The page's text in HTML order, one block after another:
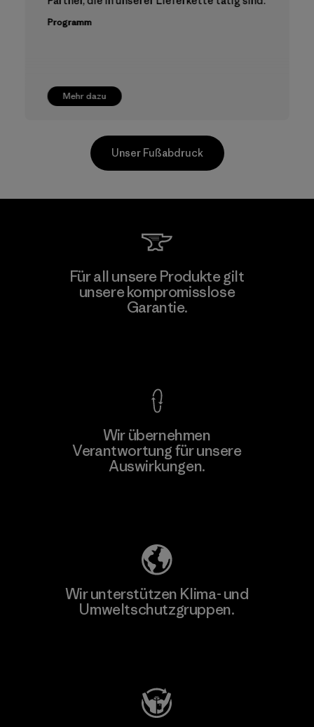
Mehr dazu
Programm
Mehr dazu
TAV Limited
Unser Fußabdruck
Für all unsere Produkte gilt
unsere kompromisslose
Garantie.
Wir übernehmen
Verantwortung für unsere
Auswirkungen.
Wir unterstützen Klima- und
Umweltschutzgruppen.